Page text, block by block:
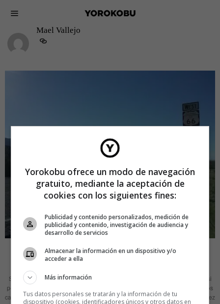
Mael Vallejo
IDEAS MAEL VALLEJO
El ángel de la ruta 66
Seligman es un pueblo perdido en Arizona, un estado que a la vez está casi
perdido en la inmensidad del sur de Estados Unidos. En Arizona hay muchos
cactus, reservas indígenas, desierto, más desierto y, por una casualidad tal vez
Yorokobu ofrece un modo de navegación
gratuito, mediante la aceptación de
cookies con los siguientes fines:
Publicidad y contenido personalizados, medición de
publicidad y contenido, investigación de audiencia y
desarrollo de servicios
Almacenar la información en un dispositivo y/o
acceder a ella
Más información
Tus datos personales se tratarán y la información de tu
dispositivo (cookies, identificadores únicos y otros datos en